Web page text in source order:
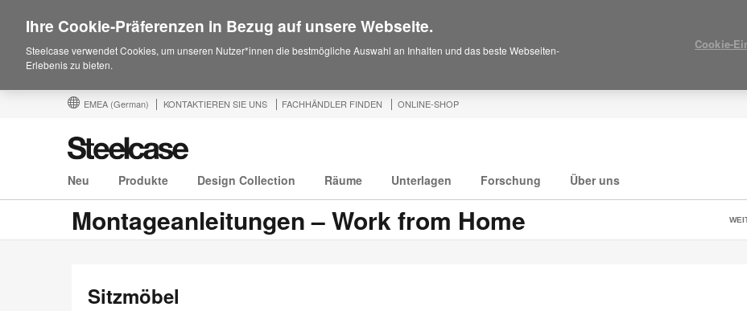
EMEA (German) KONTAKTIEREN SIE UNS FACHHÄNDLER FINDEN ONLINE-SHOP
Neu Produkte Design Collection Räume Unterlagen Forschung Über uns
Montageanleitungen – Work from Home
Sitzmöbel
Ihre Cookie-Präferenzen in Bezug auf unsere Webseite.
Steelcase verwendet Cookies, um unseren Nutzer*innen die bestmögliche Auswahl an Inhalten und das beste Webseiten-
Erlebenis zu bieten.
Cookie-